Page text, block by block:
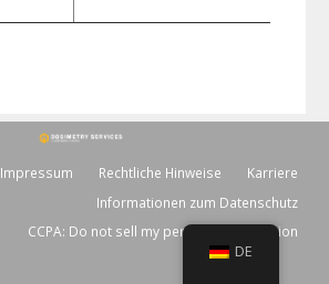
Impressum Rechtliche Hinweise
Karriere
Informationen zum Datenschutz
CCPA: Do not sell my personal information
DE